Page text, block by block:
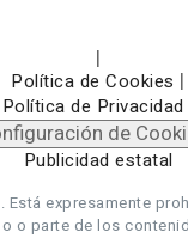
|
Política de Cookies |
Política de Privacidad
de
Publicidad estatal
Está expresamente
o parte de los